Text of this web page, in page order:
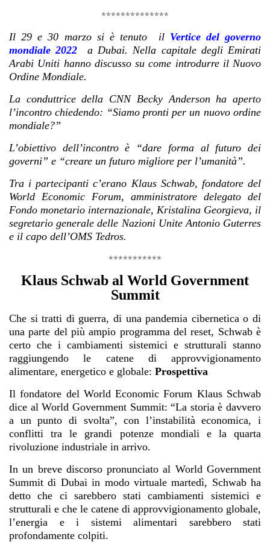
**************
Il 29 e 30 marzo si è tenuto il Vertice del governo
mondiale 2022
a Dubai. Nella capitale degli Emirati
Arabi Uniti hanno discusso su come introdurre il Nuovo
Ordine Mondiale.
La conduttrice della CNN Becky Anderson ha aperto
l’incontro chiedendo: “Siamo pronti per un nuovo ordine
mondiale?”
L’obiettivo dell’incontro è “dare forma al futuro dei
governi” e “creare un futuro migliore per l’umanità”.
Tra i partecipanti c’erano Klaus Schwab, fondatore del
World Economic Forum, amministratore delegato del
Fondo monetario internazionale, Kristalina Georgieva, il
segretario generale delle Nazioni Unite Antonio Guterres
e il capo dell’OMS Tedros.
***********
Klaus Schwab al World Government
Summit
Che si tratti di guerra, di una pandemia cibernetica o di
una parte del più ampio programma del reset, Schwab è
certo che i cambiamenti sistemici e strutturali stanno
raggiungendo le catene di approvvigionamento
alimentare, energetico e globale: Prospettiva
Il fondatore del World Economic Forum Klaus Schwab
dice al World Government Summit: “La storia è davvero
a un punto di svolta”, con l’instabilità economica, i
conflitti tra le grandi potenze mondiali e la quarta
rivoluzione industriale in arrivo.
In un breve discorso pronunciato al World Government
Summit di Dubai in modo virtuale martedì, Schwab ha
detto che ci sarebbero stati cambiamenti sistemici e
strutturali e che le catene di approvvigionamento globale,
l’energia e i sistemi alimentari sarebbero stati
profondamente colpiti.